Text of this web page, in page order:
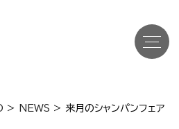
> NEWS > 来月のシャンパンフェア